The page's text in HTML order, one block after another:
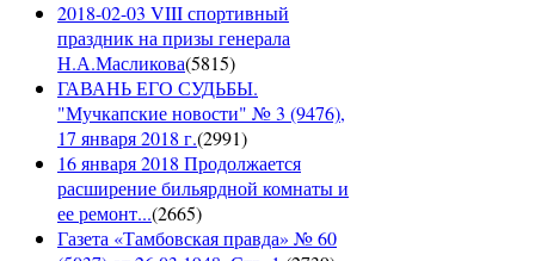
2018-02-03 VIII спортивный
праздник на призы генерала
Н.А.Масликова(5815)
ГАВАНЬ ЕГО СУДЬБЫ.
"Мучкапские новости" № 3 (9476),
17 января 2018 г.(2991)
16 января 2018 Продолжается
расширение бильярдной комнаты и
ее ремонт...(2665)
Газета «Тамбовская правда» № 60